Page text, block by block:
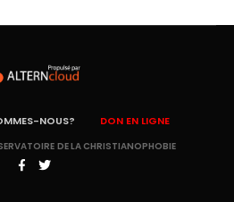
NOUS? DON EN LIGNE
DE LA CHRISTIANOPHOBIE